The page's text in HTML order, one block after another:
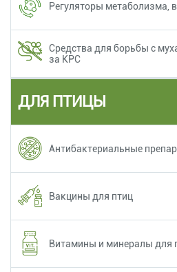
Регуляторы метаболизма,
Средства для борьбы с
за КРС
ДЛЯ ПТИЦЫ
Антибактериальные
Вакцины для птиц
Витамины и минералы для